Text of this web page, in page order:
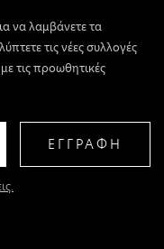
να λαμβάνετε τα
τις νέες συλλογές
τις προωθητικές
ΕΓΓΡΑΦΗ